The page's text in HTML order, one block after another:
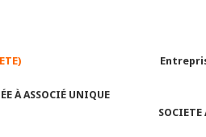
À ASSOCIÉ UNIQUE
SOCIETE